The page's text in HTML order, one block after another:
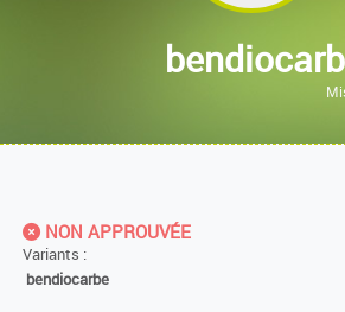
bendiocarb
NON APPROUVÉE
Variants :
bendiocarbe